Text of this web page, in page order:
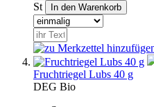
St
Fruchtriegel Lubs 40 g
DEG Bio